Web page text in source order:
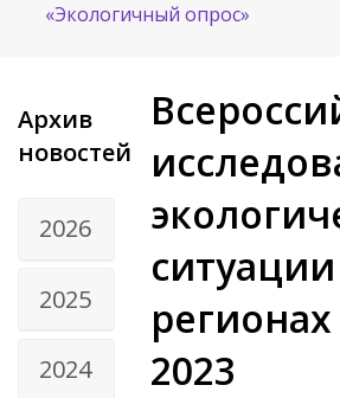
«Экологичный опрос»
Архив
новостей
2026
2025
2024
2023